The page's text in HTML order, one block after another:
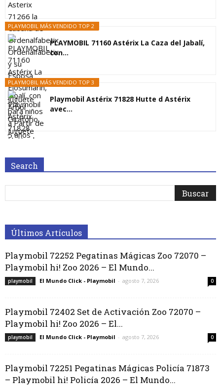
PLAYMOBIL MÁS VENDIDO TOP 2
PLAYMOBIL 71160 Astérix La Caza del Jabalí,
con...
PLAYMOBIL MÁS VENDIDO TOP 3
Playmobil Astérix 71828 Hutte d Astérix
avec...
Search
Últimos Artículos
Playmobil 72252 Pegatinas Mágicas Zoo 72070 –
Playmobil hi! Zoo 2026 – El Mundo...
playmobil El Mundo Click - Playmobil - agosto 7, 2026 0
Playmobil 72402 Set de Activación Zoo 72070 –
Playmobil hi! Zoo 2026 – El...
playmobil El Mundo Click - Playmobil - agosto 7, 2026 0
Playmobil 72251 Pegatinas Mágicas Policía 71873
– Playmobil hi! Policía 2026 – El Mundo...